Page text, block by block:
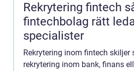
Rekrytering fintech så hittar
fintechbolag rätt
specialister
Rekrytering inom fintech
rekrytering inom bank, finans